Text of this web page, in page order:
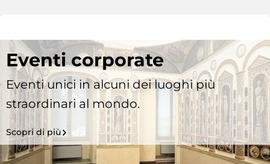
Eventi corporate
Eventi unici in alcuni dei luoghi più
straordinari al mondo.
Scopri di più